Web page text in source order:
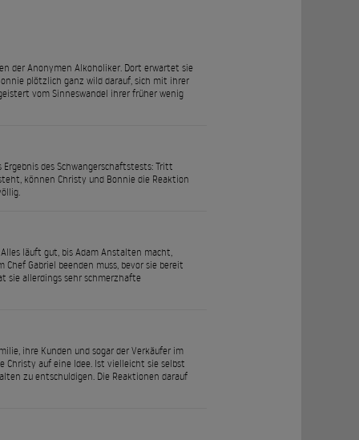
der Anonymen Alkoholiker. Dort erwartet sie
plötzlich ganz wild darauf, sich mit ihrer
vom Sinneswandel ihrer früher wenig
des Schwangerschaftstests: Tritt
können Christy und Bonnie die Reaktion
läuft gut, bis Adam Anstalten macht,
Gabriel beenden muss, bevor sie bereit
sie allerdings sehr schmerzhafte
ihre Kunden und sogar der Verkäufer im
Christy auf eine Idee. Ist vielleicht sie selbst
zu entschuldigen. Die Reaktionen darauf